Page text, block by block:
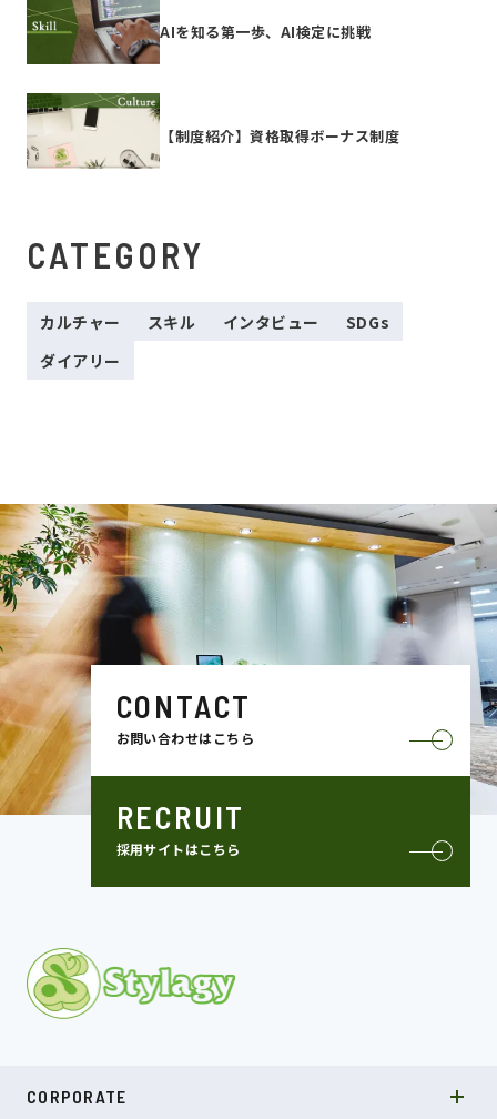
AIを知る第一歩、AI検定に挑戦
【制度紹介】資格取得ボーナス制度
CATEGORY
カルチャー スキル インタビュー
SDGs
ダイアリー
CONTACT
お問い合わせはこちら
RECRUIT
採用サイトはこちら
CORPORATE
COMPANY